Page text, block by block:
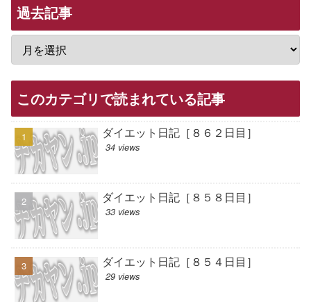
過去記事
このカテゴリで読まれている記事
ダイエット日記［８６２日目］
34 views
ダイエット日記［８５８日目］
33 views
ダイエット日記［８５４日目］
29 views